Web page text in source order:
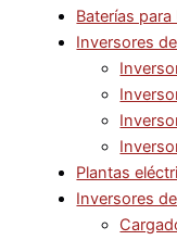
Baterías para
Inversores
Plantas
Inversores